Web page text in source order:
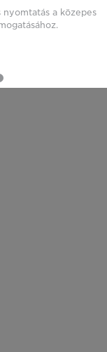
nyomtatás a közepes